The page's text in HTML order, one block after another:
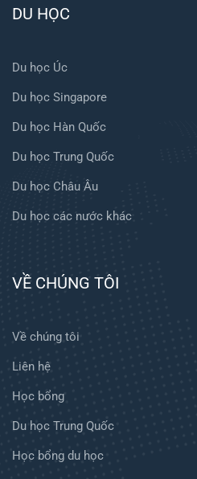
DU HỌC
Du học Úc
Du học Singapore
Du học Hàn Quốc
Du học Trung Quốc
Du học Châu Âu
Du học các nước khác
VỀ CHÚNG TÔI
Về chúng tôi
Liên hệ
Học bổng
Du học Trung Quốc
Học bổng du học